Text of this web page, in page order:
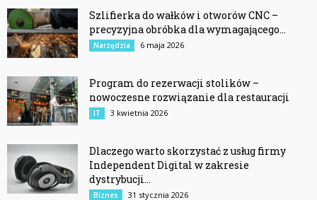
Szlifierka do wałków i otworów CNC –
precyzyjna obróbka dla wymagającego...
Narzędzia 6 maja 2026
Program do rezerwacji stolików –
nowoczesne rozwiązanie dla restauracji
IT 3 kwietnia 2026
Dlaczego warto skorzystać z usług firmy
Independent Digital w zakresie
dystrybucji...
Biznes 31 stycznia 2026